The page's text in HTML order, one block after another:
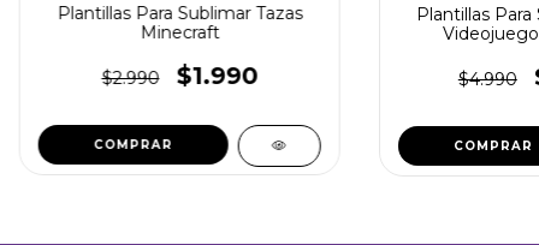
Plantillas Para Sublimar Tazas
Minecraft
$2.990 $1.990
Plantillas Para
$4.990